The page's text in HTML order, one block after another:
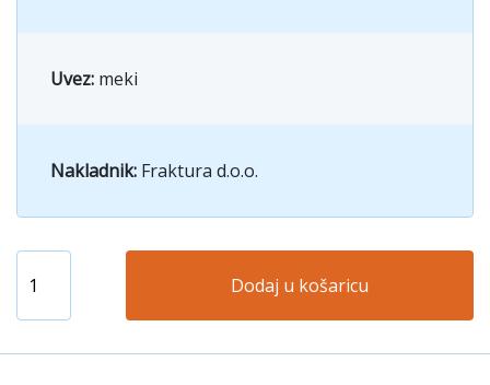
Uvez: meki
Nakladnik: Fraktura d.o.o.
Dodaj u košaricu